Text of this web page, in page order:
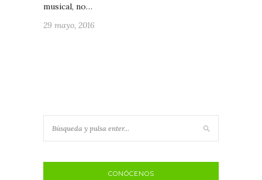
musical, no…
29 mayo, 2016
CONÓCENOS